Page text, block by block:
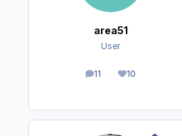
area51
User
11
Beiträge10
Reputation